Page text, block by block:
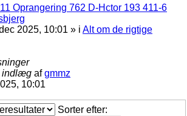
Oprangering 762 D-Hctor 193 411-6
2025, 10:01 » i Alt om de rigtige
indlæg afgmmz
10:01
Sorter efter: